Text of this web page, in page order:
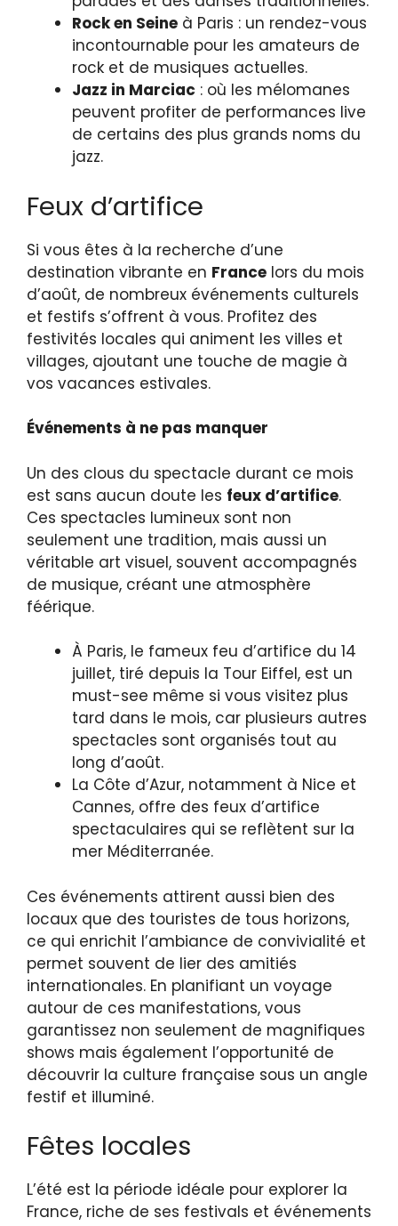
Rock en Seine à Paris : un rendez-vous
incontournable pour les amateurs de
rock et de musiques actuelles.
Jazz in Marciac : où les mélomanes
peuvent profiter de performances live
de certains des plus grands noms du
jazz.
Feux d’artifice
Si vous êtes à la recherche d’une
destination vibrante en France lors du mois
d’août, de nombreux événements culturels
et festifs s’offrent à vous. Profitez des
festivités locales qui animent les villes et
villages, ajoutant une touche de magie à
vos vacances estivales.
Événements à ne pas manquer
Un des clous du spectacle durant ce mois
est sans aucun doute les feux d’artifice.
Ces spectacles lumineux sont non
seulement une tradition, mais aussi un
véritable art visuel, souvent accompagnés
de musique, créant une atmosphère
féérique.
À Paris, le fameux feu d’artifice du 14
juillet, tiré depuis la Tour Eiffel, est un
must-see même si vous visitez plus
tard dans le mois, car plusieurs autres
spectacles sont organisés tout au
long d’août.
La Côte d’Azur, notamment à Nice et
Cannes, offre des feux d’artifice
spectaculaires qui se reflètent sur la
mer Méditerranée.
Ces événements attirent aussi bien des
locaux que des touristes de tous horizons,
ce qui enrichit l’ambiance de convivialité et
permet souvent de lier des amitiés
internationales. En planifiant un voyage
autour de ces manifestations, vous
garantissez non seulement de magnifiques
shows mais également l’opportunité de
découvrir la culture française sous un angle
festif et illuminé.
Fêtes locales
L’été est la période idéale pour explorer la
France, riche de ses festivals et événements